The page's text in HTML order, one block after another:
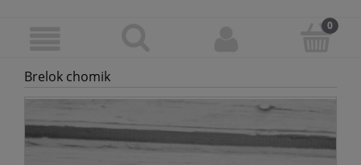
Brelok chomik